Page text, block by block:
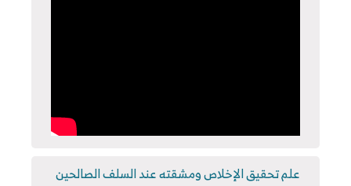
علم تحقيق الإخلاص ومشقته عند السلف الصالحين